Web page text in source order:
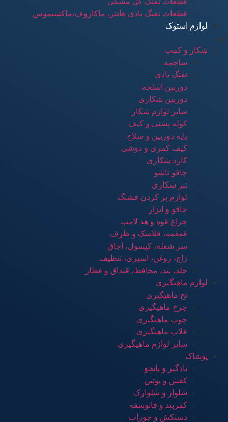
قطعات تفنگ بادی هانتر، ماکاروف،ماکسیموس
لوازم استوک
منو
شکار و کمپ
ساچمه
تفنگ بادی
دوربین اسلحه
دوربین شکاری
سایر لوازم شکار
کوله پشتی و کیف
پایه دوربین و سلاح
کیف کمری و دوشی
کارد شکاری
چاقو تاشو
تبر شکاری
لوازم پر کردن فشنگ
چاقو و ابزار
چراغ قوه و هد لامپ
قمقمه، فلاسک و ظرف
سر شعله، کپسول، اجاق
زاج، روغن، اسپری، تنظیف
جلد، بند، محافظ، قنداق و قطار
لوازم ماهیگیری
نخ ماهیگیری
چرخ ماهیگیری
چوب ماهیگیری
قلاب ماهیگیری
سایر لوازم ماهیگیری
پوشاک
بادگیر و پانچو
کفش و پوتین
شلوار و شلوارک
کمربند و فانوسقه
دستکش و جوراب